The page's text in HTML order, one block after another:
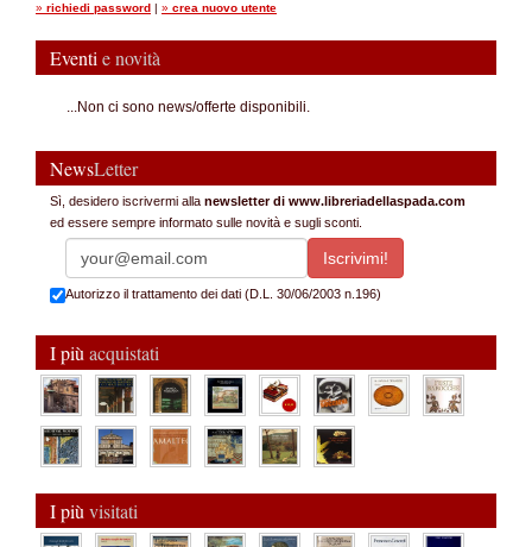
» richiedi password | » crea nuovo utente
Eventi e novità
...Non ci sono news/offerte disponibili.
NewsLetter
Sì, desidero iscrivermi alla newsletter di www.libreriadellaspada.com
ed essere sempre informato sulle novità e sugli sconti.
Autorizzo il trattamento dei dati (D.L. 30/06/2003 n.196)
I più acquistati
I più visitati